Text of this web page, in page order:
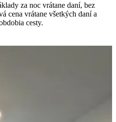
za noc vrátane daní, bez
cena vrátane všetkých daní a
cesty.